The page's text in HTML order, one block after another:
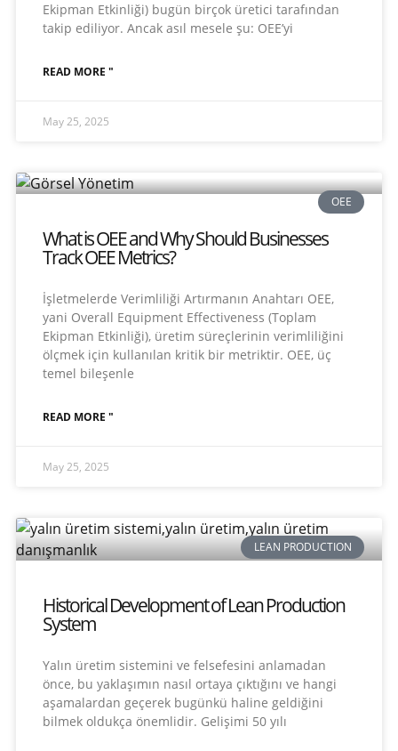
Ekipman Etkinliği) bugün birçok üretici tarafından
takip ediliyor. Ancak asıl mesele şu: OEE’yi
READ MORE "
May 25, 2025
OEE
What is OEE and Why Should Businesses
Track OEE Metrics?
İşletmelerde Verimliliği Artırmanın Anahtarı OEE,
yani Overall Equipment Effectiveness (Toplam
Ekipman Etkinliği), üretim süreçlerinin verimliliğini
ölçmek için kullanılan kritik bir metriktir. OEE, üç
temel bileşenle
READ MORE "
May 25, 2025
LEAN PRODUCTION
Historical Development of Lean Production
System
Yalın üretim sistemini ve felsefesini anlamadan
önce, bu yaklaşımın nasıl ortaya çıktığını ve hangi
aşamalardan geçerek bugünkü haline geldiğini
bilmek oldukça önemlidir. Gelişimi 50 yılı